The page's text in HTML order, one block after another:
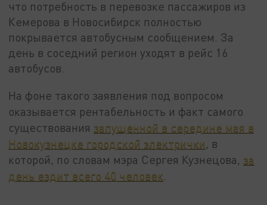
что потребность в перевозке пассажиров из
Кемерова в Новосибирск полностью
покрывается автобусным сообщением. За
день в соседний регион уходят в рейс 16
автобусов.
На фоне такого заявления под вопросом
оказывается рентабельность и факт самого
существования запущенной в середине мая в
Новокузнецке городской электрички, в
которой, по словам мэра Сергея Кузнецова, за
день ездит всего 40 человек